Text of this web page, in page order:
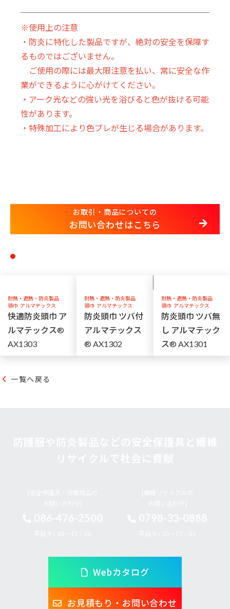
※使用上の注意
・防炎に特化した製品ですが、絶対の安全を保障す
るものではございません。
ご使用の際には最大限注意を払い、常に安全な作
業ができるように心がけてください。
・アーク光などの強い光を浴びると色が抜ける可能
性があります。
・特殊加工により色ブレが生じる場合があります。
お取引・商品についての
お問い合わせはこちら
耐熱・遮熱・防炎製品
頭巾 アルマテックス
快適防炎頭巾 ア
ルマテックス®
AX1303
耐熱・遮熱・防炎製品
頭巾 アルマテックス
防炎頭巾 ツバ付
アルマテックス
® AX1302
耐熱・遮熱・防炎製品
頭巾 アルマテックス
防炎頭巾 ツバ無
し アルマテック
ス® AX1301
一覧へ戻る
Webカタログ
お見積もり・お問い合わせ